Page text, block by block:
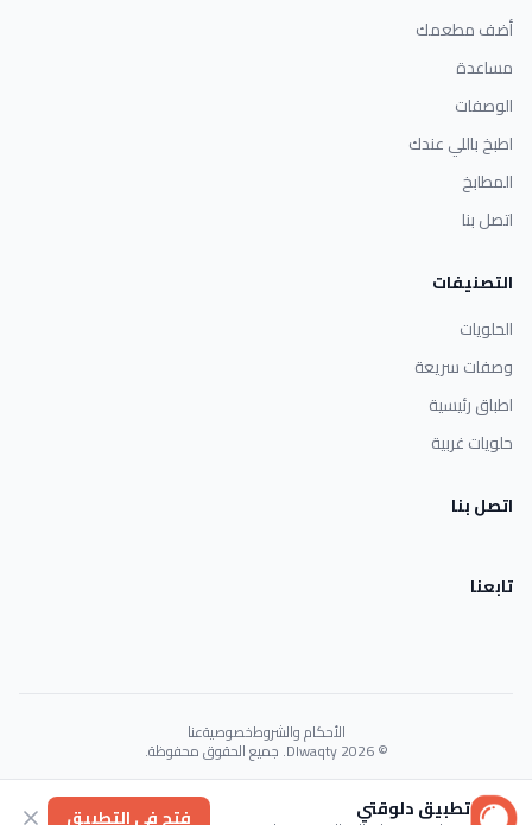
أضف مطعمك
مساعدة
الوصفات
اطبخ باللي عندك
المطابخ
اتصل بنا
التصنيفات
الحلويات
وصفات سريعة
اطباق رئيسية
حلويات غربية
اتصل بنا
تابعنا
الأحكام والشروطخصوصيةعنا
© 2026 Dlwaqty. جميع الحقوق محفوظة.
Powered byGAIT
تطبيق دلوقتي فتح في التطبيق